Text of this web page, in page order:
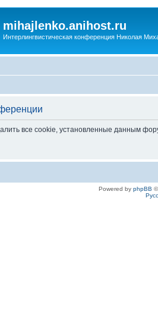
mihajlenko.anihost.ru
Интерлингвистическая конференция Николая
все cookie, установленные данным
Powered by phpBB